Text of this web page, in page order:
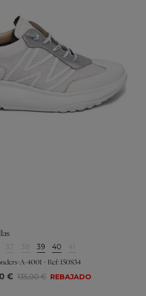
37 38 39 40 41
A-4001 - Ref: 150834
€ 135,00 € REBAJADO